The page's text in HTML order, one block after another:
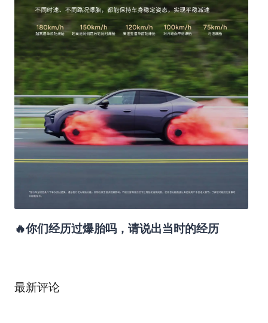
🔥你们经历过爆胎吗，请说出当时的经历
最新评论